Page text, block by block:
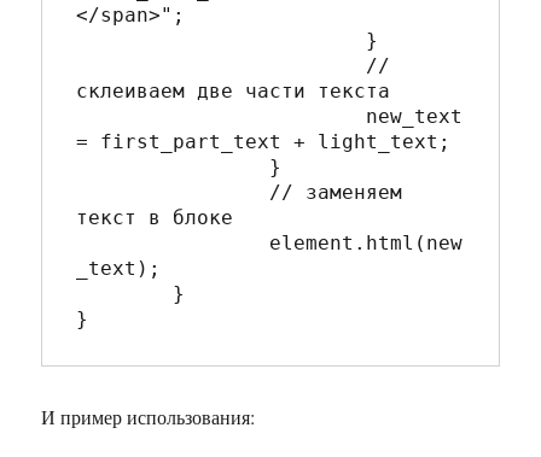
</span>";
склеиваем две части текста
= first_part_text + light_text;
текст в блоке
_text);
И пример использования: